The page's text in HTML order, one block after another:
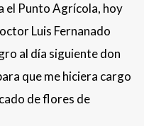
el Punto Agrícola, hoy
Luis Fernanado
al día siguiente don
que me hiciera cargo
de flores de